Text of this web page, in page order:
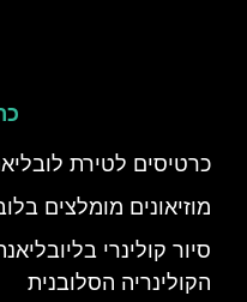
כרטיסים לטירת
מוזיאונים מומלצים
הקולינריה הסלובנית